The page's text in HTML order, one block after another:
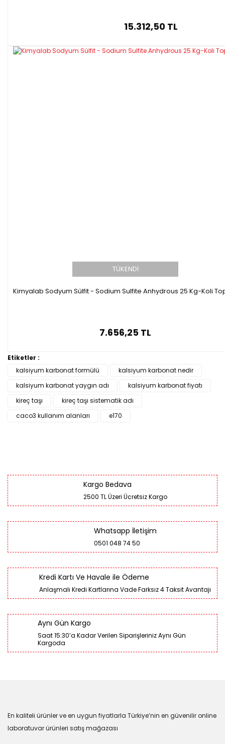
15.312,50 TL
TÜKENDİ
Kimyalab Sodyum Sülfit - Sodium Sulfite Anhydrous 25 Kg-Koli
7.656,25 TL
Etiketler :
kalsiyum karbonat formülü
kalsiyum karbonat nedir
kalsiyum karbonat yaygın adı
kalsiyum karbonat fiyatı
kireç taşı
kireç taşı sistematik adı
caco3 kullanım alanları
e170
Kargo Bedava
2500 TL Üzeri Ücretsiz Kargo
Whatsapp İletişim
0501 048 74 50
Kredi Kartı Ve Havale ile Ödeme
Anlaşmalı Kredi Kartlarına Vade Farksız 4 Taksit Avantajı
Aynı Gün Kargo
Saat 15:30’a Kadar Verilen Siparişleriniz Aynı Gün
Kargoda
En kaliteli ürünler ve en uygun fiyatlarla Türkiye’nin en güvenilir online
laboratuvar ürünleri satış mağazası